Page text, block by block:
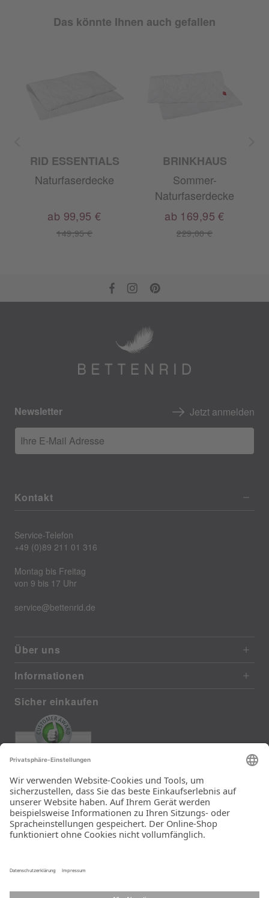
Das könnte Ihnen auch gefallen
RID ESSENTIALS
Naturfaserdecke
149,95 €
ab 99,95 €
BRINKHAUS
Sommer-
Naturfaserdecke
229,00 €
ab 169,95 €
Newsletter Jetzt anmelden
Ihre E-Mail Adresse
Kontakt
Service-Telefon
+49 (0)89 211 01 316
Montag bis Freitag
von 9 bis 17 Uhr
service@bettenrid.de
Über uns
Informationen
Sicher einkaufen
385 reviews from real customers
(last 12 months)
Total: 11283
Die Auswahl und die
Einfachheit der
Bestellung.